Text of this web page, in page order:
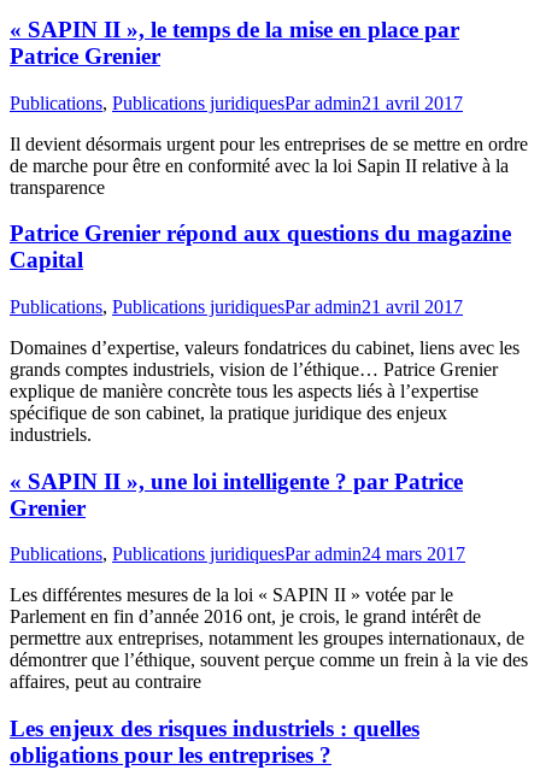
« SAPIN II », le temps de la mise en place par
Patrice Grenier
Publications, Publications juridiquesParadmin21 avril 2017
Il devient désormais urgent pour les entreprises de se mettre en ordre
de marche pour être en conformité avec la loi Sapin II relative à la
transparence
Patrice Grenier répond aux questions du magazine
Capital
Publications, Publications juridiquesParadmin21 avril 2017
Domaines d’expertise, valeurs fondatrices du cabinet, liens avec les
grands comptes industriels, vision de l’éthique… Patrice Grenier
explique de manière concrète tous les aspects liés à l’expertise
spécifique de son cabinet, la pratique juridique des enjeux
industriels.
« SAPIN II », une loi intelligente ? par Patrice
Grenier
Publications, Publications juridiquesParadmin24 mars 2017
Les différentes mesures de la loi « SAPIN II » votée par le
Parlement en fin d’année 2016 ont, je crois, le grand intérêt de
permettre aux entreprises, notamment les groupes internationaux, de
démontrer que l’éthique, souvent perçue comme un frein à la vie des
affaires, peut au contraire
Les enjeux des risques industriels : quelles
obligations pour les entreprises ?